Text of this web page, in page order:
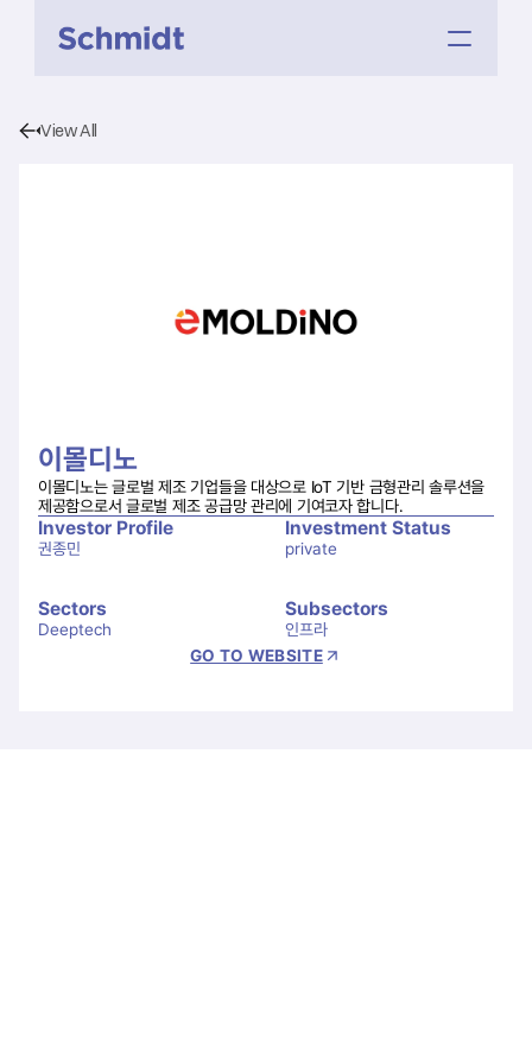
View All
이몰디노
이몰디노는 글로벌 제조 기업들을 대상으로 IoT 기반 금형관리 솔루션을
제공함으로서 글로벌 제조 공급망 관리에 기여코자 합니다.
Investor Profile
권종민
Investment Status
private
Sectors
Deeptech
Subsectors
인프라
GO TO WEBSITE